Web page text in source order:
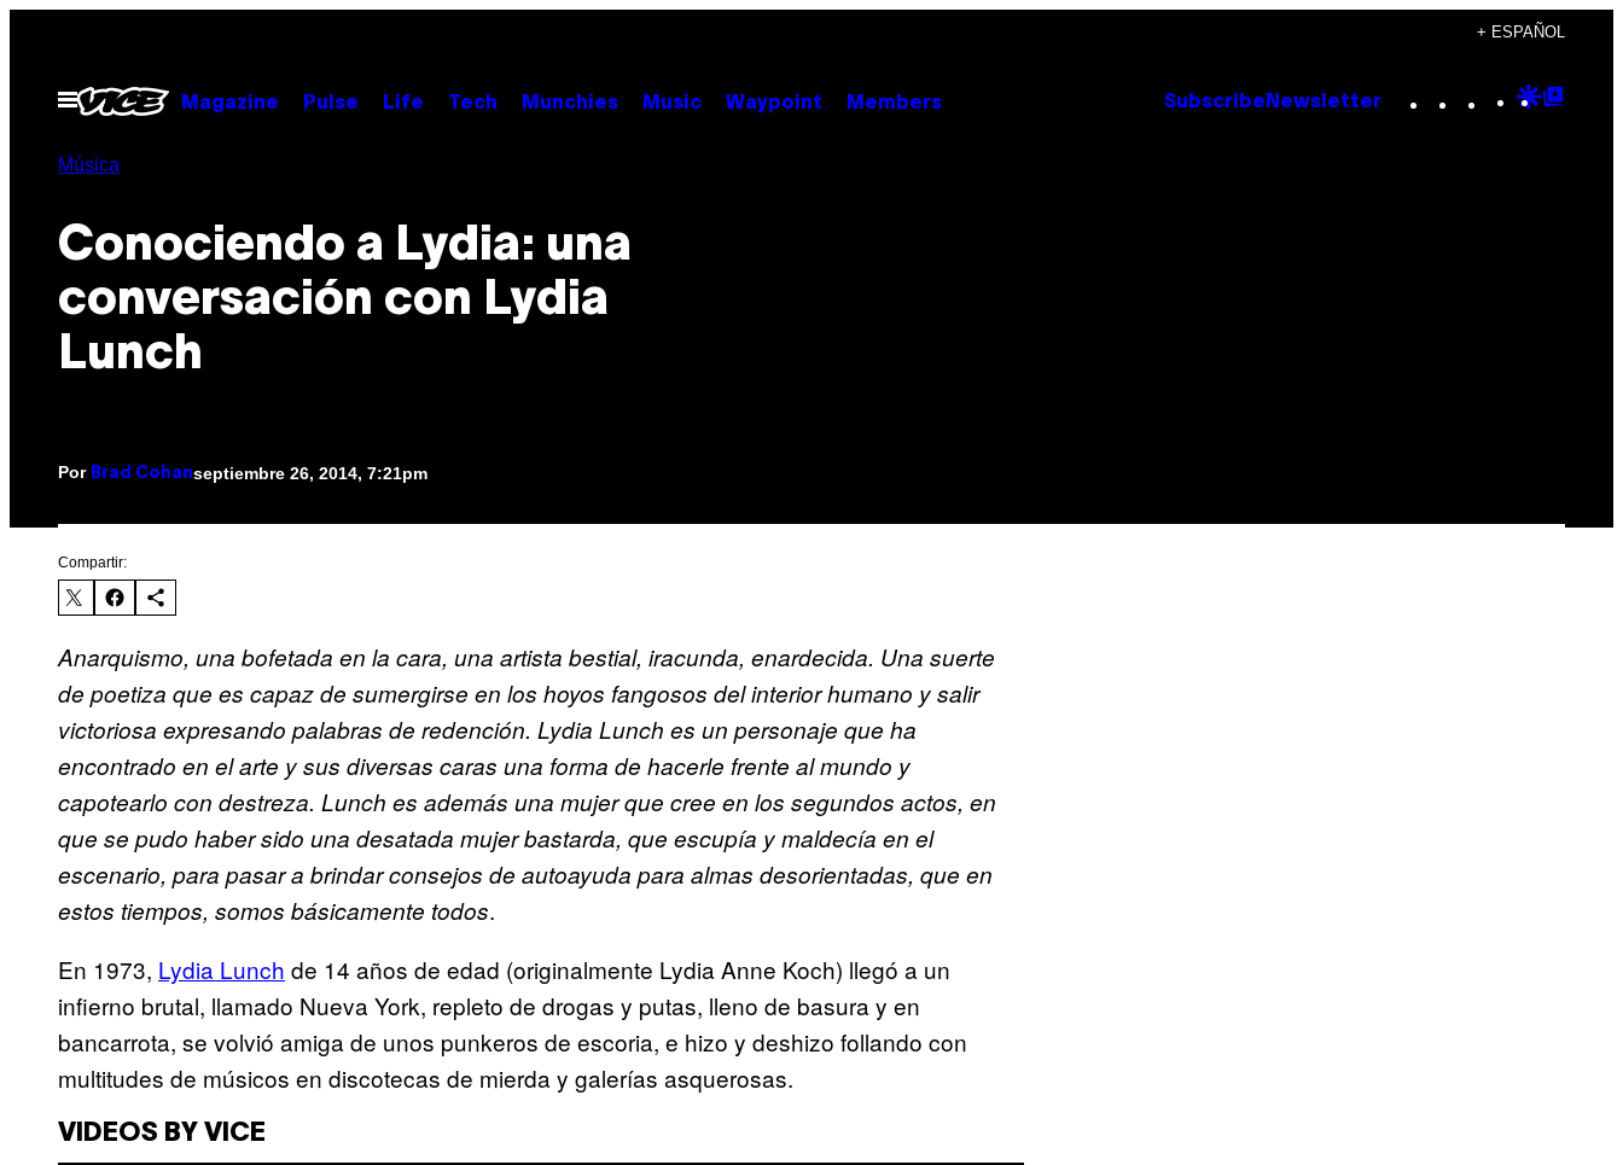
contenido
+ ESPAÑOL
Abrir
Menú
Magazine Pulse Life Tech Munchies Music Waypoint Members Subscribe Newsletter Instagram
TikTok
YouTube
Google
Música
Conociendo a Lydia: una
conversación con Lydia
Lunch
Por Brad Cohanseptiembre 26, 2014, 7:21pm
Compartir:
Anarquismo, una bofetada en la cara, una artista bestial, iracunda, enardecida. Una suerte
de poetiza que es capaz de sumergirse en los hoyos fangosos del interior humano y salir
victoriosa expresando palabras de redención. Lydia Lunch es un personaje que ha
encontrado en el arte y sus diversas caras una forma de hacerle frente al mundo y
capotearlo con destreza. Lunch es además una mujer que cree en los segundos actos, en
que se pudo haber sido una desatada mujer bastarda, que escupía y maldecía en el
escenario, para pasar a brindar consejos de autoayuda para almas desorientadas, que en
estos tiempos, somos básicamente todos.
En 1973, Lydia Lunch de 14 años de edad (originalmente Lydia Anne Koch) llegó a un
infierno brutal, llamado Nueva York, repleto de drogas y putas, lleno de basura y en
bancarrota, se volvió amiga de unos punkeros de escoria, e hizo y deshizo follando con
multitudes de músicos en discotecas de mierda y galerías asquerosas.
VIDEOS BY VICE